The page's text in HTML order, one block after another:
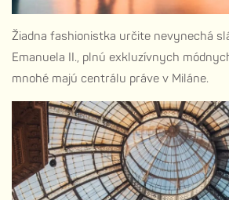
Žiadna fashionistka určite nevynechá
Emanuela II., plnú exkluzívnych
mnohé majú centrálu práve v Miláne.